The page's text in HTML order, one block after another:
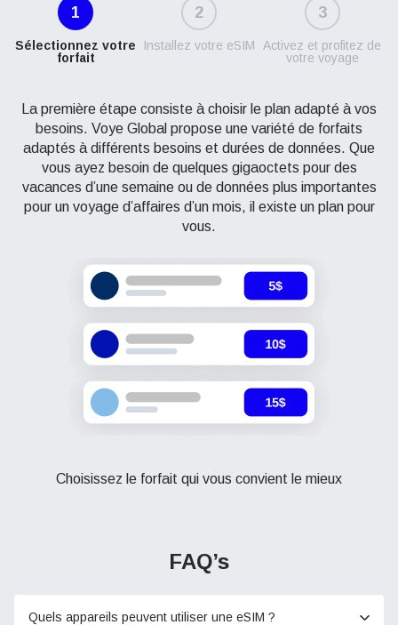
1
Sélectionnez votre
forfait
2
Installez votre eSIM
3
Activez et profitez de
votre voyage
La première étape consiste à choisir le plan adapté à vos
besoins. Voye Global propose une variété de forfaits
adaptés à différents besoins et durées de données. Que
vous ayez besoin de quelques gigaoctets pour des
vacances d’une semaine ou de données plus importantes
pour un voyage d’affaires d’un mois, il existe un plan pour
vous.
Choisissez le forfait qui vous convient le mieux
FAQ’s
Quels appareils peuvent utiliser une eSIM ?